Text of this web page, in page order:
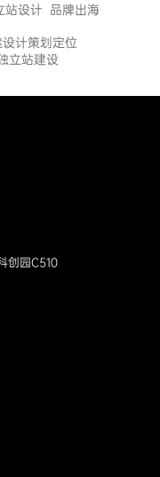
站设计 品牌出海
计策划定位
立站建设
创园C510